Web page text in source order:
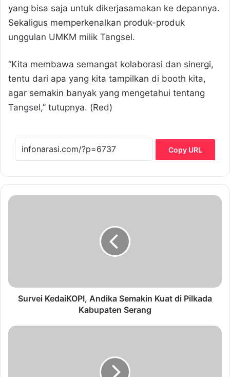
yang bisa saja untuk dikerjasamakan ke depannya.
Sekaligus memperkenalkan produk-produk
unggulan UMKM milik Tangsel.
“Kita membawa semangat kolaborasi dan sinergi,
tentu dari apa yang kita tampilkan di booth kita,
agar semakin banyak yang mengetahui tentang
Tangsel,” tutupnya. (Red)
Copy URL
S
d
O
Survei KedaiKOPI, Andika Semakin Kuat di Pilkada
Kabupaten Serang
P